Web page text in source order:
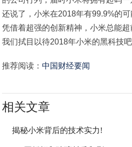
还说了，小米在2018年有99.9%的可
凭借着超强的创新精神，小米总能
我们拭目以待2018年小米的黑科技吧
推荐阅读：中国财经要闻
相关文章
揭秘小米背后的技术实力!